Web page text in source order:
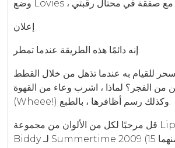
إعلان
إنه دائمًا هذه الطريقة عندما تمطر.
للقيام به عندما تذهل من خلال القطط
من الفجر؟ لماذا ، اشرب وعاء من القهوة
(Wheee!) وكذلك رسم أظافرها ، بالطبع.
قل مرحبًا لكل من الألوان من مجموعة Lippmann’s Iddy